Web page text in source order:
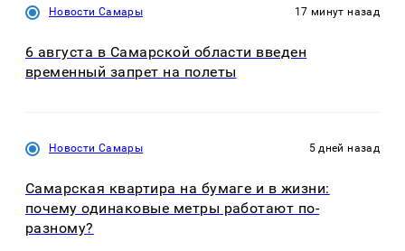
Новости Самары 17 минут назад
6 августа в Самарской области введен
временный запрет на полеты
Новости Самары 5 дней назад
Самарская квартира на бумаге и в жизни:
почему одинаковые метры работают по-
разному?